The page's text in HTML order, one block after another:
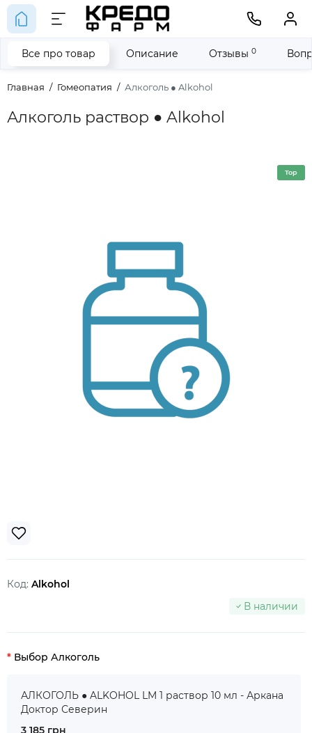
Главная Гомеопатия Алкоголь ● Alkohol
Алкоголь раствор ● Alkohol
Все про товар Описание Отзывы 0
Top
Код: Alkohol
В наличии
Выбор Алкоголь
АЛКОГОЛЬ ● ALKOHOL LM 1 раствор 10 мл - Аркана
Доктор Северин
3 185 грн